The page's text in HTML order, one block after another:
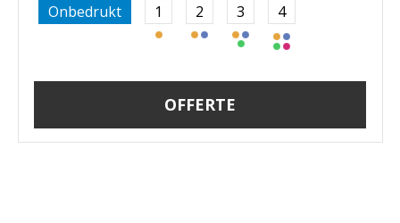
Onbedrukt 1 2 3 4
OFFERTE